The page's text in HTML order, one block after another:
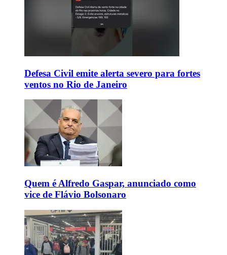
Defesa Civil emite alerta severo para fortes
ventos no Rio de Janeiro
Quem é Alfredo Gaspar, anunciado como
vice de Flávio Bolsonaro